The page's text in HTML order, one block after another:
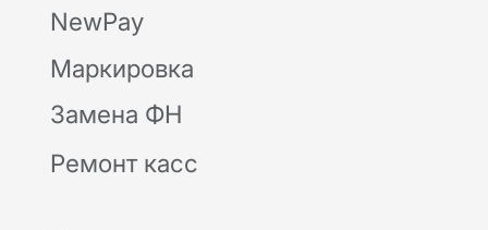
файлы «cookie», чтобы вам было удобно у
нас на сайте. Вы можете отключить
использование «cookie» в настройках
браузера. Юридический адрес /
Фактический адрес: 127015, г.Москва,
вн.тер.г. Муниципальный округ
Бутырский, ул. Новодмитровская, д. 2, к.
1, помещ. 1/4, помещ. XXXV